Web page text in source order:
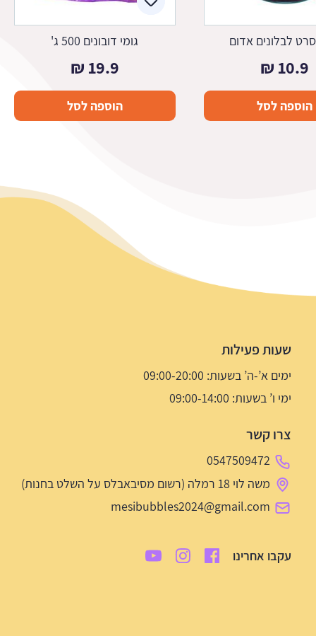
לבלונים אדום
10.9
₪
הוספה לסל
גומי דובונים 500 ג'
19.9
₪
הוספה לסל
שעות פעילות
ימים א’-ה’ בשעות: 09:00-20:00
ימי ו’ בשעות: 09:00-14:00
צרו קשר
0547509472
משה לוי 18 רמלה (רשום מסיבאבלס על השלט בחנות)
mesibubbles2024@gmail.com
עקבו אחרינו